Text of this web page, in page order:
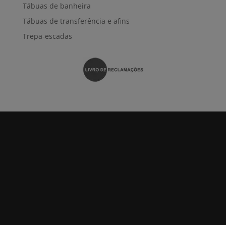
Tábuas de banheira
Tábuas de transferência e afins
Trepa-escadas